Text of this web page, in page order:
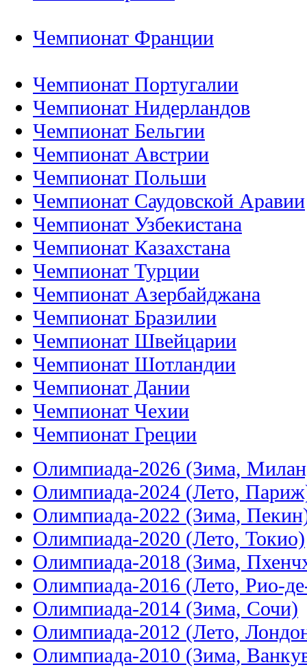
Чемпионат Франции
Чемпионат Португалии
Чемпионат Нидерландов
Чемпионат Бельгии
Чемпионат Австрии
Чемпионат Польши
Чемпионат Саудовской Аравии
Чемпионат Узбекистана
Чемпионат Казахстана
Чемпионат Турции
Чемпионат Азербайджана
Чемпионат Бразилии
Чемпионат Швейцарии
Чемпионат Шотландии
Чемпионат Дании
Чемпионат Чехии
Чемпионат Греции
Олимпиада-2026 (Зима,
Олимпиада-2024 (Лето,
Олимпиада-2022 (Зима,
Олимпиада-2020 (Лето, Токио)
Олимпиада-2018 (Зима,
Олимпиада-2016 (Лето, Рио-
Олимпиада-2014 (Зима, Сочи)
Олимпиада-2012 (Лето,
Олимпиада-2010 (Зима,